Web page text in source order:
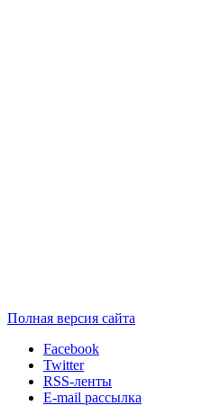
Полная версия сайта
Facebook
Twitter
RSS-ленты
E-mail рассылка